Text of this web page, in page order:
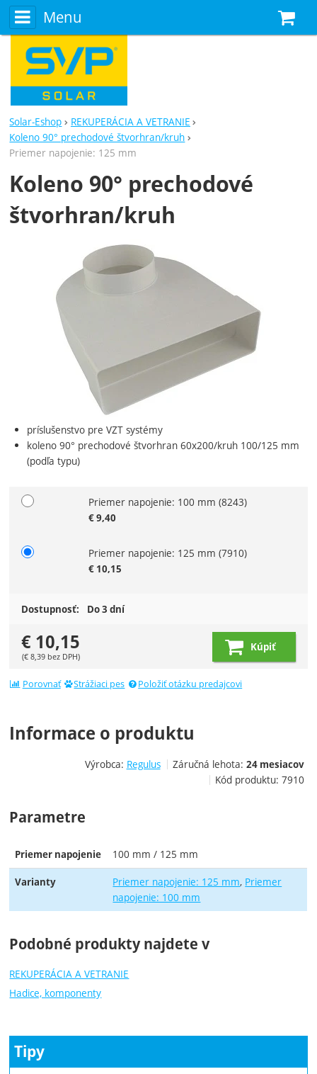
Menu
Solar-Eshop
REKUPERÁCIA A VETRANIE
Koleno 90° prechodové štvorhran/kruh
Priemer napojenie: 125 mm
Koleno 90° prechodové
štvorhran/kruh
Fotografie
príslušenstvo pre VZT systémy
koleno 90° prechodové štvorhran 60x200/kruh 100/125 mm
(podľa typu)
Zvoľte variantPriemer napojenie: 100 mm(8243)
€9,40
Priemer napojenie: 125 mm(7910)
€ 10,15
Dostupnosť: Do 3 dní
€ 10,15
(€8,39 bez DPH)
Kúpiť
Porovnať Strážiaci pes Položiť otázku predajcovi
Informace o produktu
Výrobca: Regulus Záručná lehota: 24 mesiacov
Kód produktu: 7910
Parametre
Priemer napojenie 100 mm / 125 mm
Varianty Priemer napojenie: 125 mm Priemer
napojenie: 100 mm
Podobné produkty najdete v
REKUPERÁCIA A VETRANIE
Hadice, komponenty
Tipy